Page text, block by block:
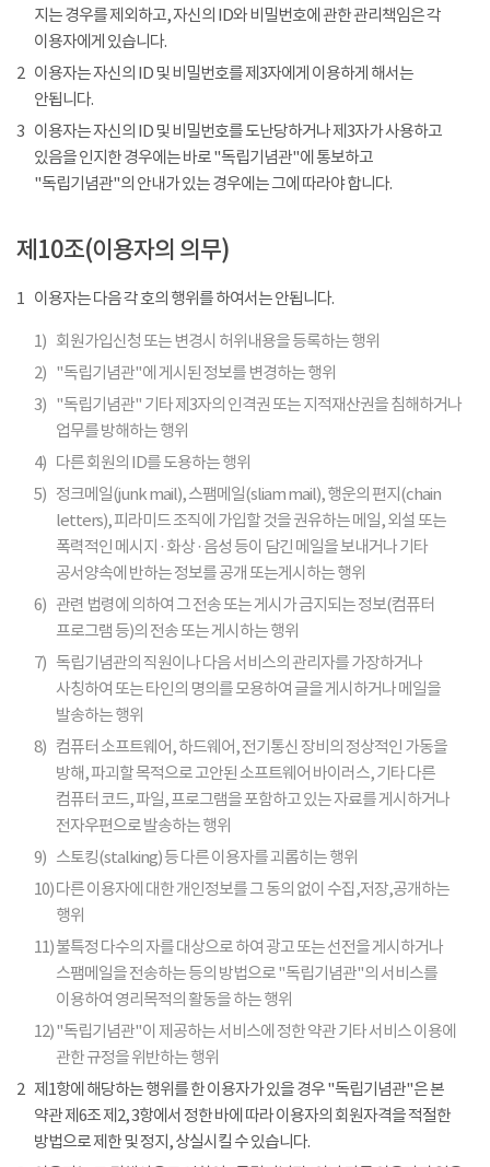
지는 경우를 제외하고, 자신의 ID와 비밀번호에 관한 관리책임은 각
이용자에게 있습니다.
2 이용자는 자신의 ID 및 비밀번호를 제3자에게 이용하게 해서는
안됩니다.
3 이용자는 자신의 ID 및 비밀번호를 도난당하거나 제3자가 사용하고
있음을 인지한 경우에는 바로 "독립기념관"에 통보하고
"독립기념관"의 안내가 있는 경우에는 그에 따라야 합니다.
제10조(이용자의 의무)
1 이용자는 다음 각 호의 행위를 하여서는 안됩니다.
1) 회원가입신청 또는 변경시 허위내용을 등록하는 행위
2) "독립기념관"에 게시된 정보를 변경하는 행위
3) "독립기념관" 기타 제3자의 인격권 또는 지적재산권을 침해하거나
업무를 방해하는 행위
4) 다른 회원의 ID를 도용하는 행위
5) 정크메일(junk mail), 스팸메일(sliam mail), 행운의 편지(chain
letters), 피라미드 조직에 가입할 것을 권유하는 메일, 외설 또는
폭력적인 메시지 · 화상 · 음성 등이 담긴 메일을 보내거나 기타
공서양속에 반하는 정보를 공개 또는게시하는 행위
6) 관련 법령에 의하여 그 전송 또는 게시가 금지되는 정보(컴퓨터
프로그램 등)의 전송 또는 게시하는 행위
7) 독립기념관의 직원이나 다음 서비스의 관리자를 가장하거나
사칭하여 또는 타인의 명의를 모용하여 글을 게시하거나 메일을
발송하는 행위
8) 컴퓨터 소프트웨어, 하드웨어, 전기통신 장비의 정상적인 가동을
방해, 파괴할 목적으로 고안된 소프트웨어 바이러스, 기타 다른
컴퓨터 코드, 파일, 프로그램을 포함하고 있는 자료를 게시하거나
전자우편으로 발송하는 행위
9) 스토킹(stalking) 등 다른 이용자를 괴롭히는 행위
10)다른 이용자에 대한 개인정보를 그 동의 없이 수집,저장,공개하는
행위
11)불특정 다수의 자를 대상으로 하여 광고 또는 선전을 게시하거나
스팸메일을 전송하는 등의 방법으로 "독립기념관"의 서비스를
이용하여 영리목적의 활동을 하는 행위
12)"독립기념관"이 제공하는 서비스에 정한 약관 기타 서비스 이용에
관한 규정을 위반하는 행위
2 제1항에 해당하는 행위를 한 이용자가 있을 경우 "독립기념관"은 본
약관 제6조 제2, 3항에서 정한 바에 따라 이용자의 회원자격을 적절한
방법으로 제한 및 정지, 상실시킬 수 있습니다.